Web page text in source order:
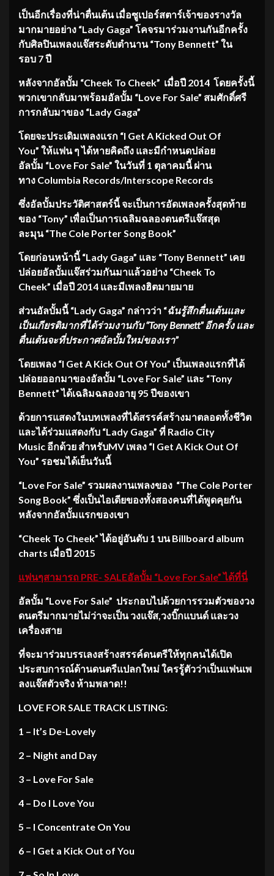
เป็นอีกเรื่องที่น่าตื่นเต้น เมื่อซูเปอร์สตาร์เจ้าของรางวัล
มากมายอย่าง “Lady Gaga” โคจรมาร่วมงานกันอีกครั้ง
กับศิลปินเพลงแจ๊สระดับตำนาน “Tony Bennett” ใน
รอบ 7 ปี
หลังจากอัลบั้ม “Cheek To Cheek” เมื่อปี 2014 โดยครั้งนี้
พวกเขากลับมาพร้อมอัลบั้ม “Love For Sale” สมศักดิ์ศรี
การกลับมาของ “Lady Gaga”
โดยจะประเดิมเพลงแรก “I Get A Kicked Out Of
You” ให้แฟน ๆ ได้หายคิดถึง และมีกำหนดปล่อย
อัลบั้ม “Love For Sale” ในวันที่ 1 ตุลาคมนี้ ผ่าน
ทาง Columbia Records/Interscope Records
ซึ่งอัลบั้มประวัติศาสตร์นี้ จะเป็นการอัดเพลงครั้งสุดท้าย
ของ “Tony” เพื่อเป็นการเฉลิมฉลองดนตรีแจ๊สสุด
ละมุน “The Cole Porter Song Book”
โดยก่อนหน้านี้ “Lady Gaga” และ “Tony Bennett” เคย
ปล่อยอัลบั้มแจ๊สร่วมกันมาแล้วอย่าง “Cheek To
Cheek” เมื่อปี 2014 และมีเพลงฮิตมายมาย
ส่วนอัลบั้มนี้ “Lady Gaga” กล่าวว่า “ฉันรู้สึกตื่นเต้นและ
เป็นเกียรติมากที่ได้ร่วมงานกับ “Tony Bennett” อีกครั้ง และ
ตื่นเต้นจะที่ประกาศอัลบั้มใหม่ของเรา”
โดยเพลง “I Get A Kick Out Of You” เป็นเพลงแรกที่ได้
ปล่อยออกมาของอัลบั้ม “Love For Sale” และ “Tony
Bennett” ได้เฉลิมฉลองอายุ 95 ปีของเขา
ด้วยการแสดงในบทเพลงที่ได้สรรค์สร้างมาตลอดทั้งชีวิต
และได้ร่วมแสดงกับ “Lady Gaga” ที่ Radio City
Music อีกด้วย สำหรับMV เพลง “I Get A Kick Out Of
You” รอชมได้เย็นวันนี้
“Love For Sale” รวมผลงานเพลงของ “The Cole Porter
Song Book” ซึ่งเป็นไอเดียของทั้งสองคนที่ได้พูดคุยกัน
หลังจากอัลบั้มแรกของเขา
“Cheek To Cheek” ได้อยู่อันดับ 1 บน Billboard album
charts เมื่อปี 2015
แฟนๆสามารถ PRE- SALEอัลบั้ม “Love For Sale” ได้ที่นี่
อัลบั้ม “Love For Sale” ประกอบไปด้วยการรวมตัวของวง
ดนตรีมากมายไม่ว่าจะเป็น วงแจ๊ส,วงบิ๊กแบนด์ และวง
เครื่องสาย
ที่จะมาร่วมบรรเลงสร้างสรรค์ดนตรีให้ทุกคนได้เปิด
ประสบการณ์ด้านดนตรีแปลกใหม่ ใครรู้ตัวว่าเป็นแฟนเพ
ลงแจ๊สตัวจริง ห้ามพลาด!!
LOVE FOR SALE TRACK LISTING:
1 – It’s De-Lovely
2 – Night and Day
3 – Love For Sale
4 – Do I Love You
5 – I Concentrate On You
6 – I Get a Kick Out of You